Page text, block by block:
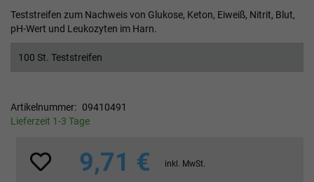
Teststreifen zum Nachweis von Glukose, Keton, Eiweiß, Nitrit, Blut,
pH-Wert und Leukozyten im Harn.
100 St. Teststreifen
Artikelnummer
09410491
Lieferzeit 1-3 Tage
9,71 € inkl. MwSt.
springen